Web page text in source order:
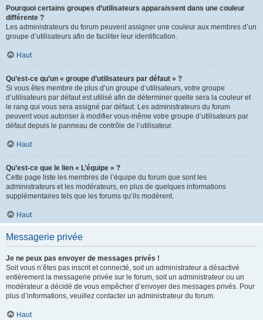
Pourquoi certains groupes d’utilisateurs apparaissent dans une couleur
différente ?
Les administrateurs du forum peuvent assigner une couleur aux membres d’un
groupe d’utilisateurs afin de faciliter leur identification.
Haut
Qu’est-ce qu’un « groupe d’utilisateurs par défaut » ?
Si vous êtes membre de plus d’un groupe d’utilisateurs, votre groupe
d’utilisateurs par défaut est utilisé afin de déterminer quelle sera la couleur et
le rang qui vous sera assigné par défaut. Les administrateurs du forum
peuvent vous autoriser à modifier vous-même votre groupe d’utilisateurs par
défaut depuis le panneau de contrôle de l’utilisateur.
Haut
Qu’est-ce que le lien « L’équipe » ?
Cette page liste les membres de l’équipe du forum que sont les
administrateurs et les modérateurs, en plus de quelques informations
supplémentaires tels que les forums qu’ils modèrent.
Haut
Messagerie privée
Je ne peux pas envoyer de messages privés !
Soit vous n’êtes pas inscrit et connecté, soit un administrateur a désactivé
entièrement la messagerie privée sur le forum, soit un administrateur ou un
modérateur a décidé de vous empêcher d’envoyer des messages privés. Pour
plus d’informations, veuillez contacter un administrateur du forum.
Haut